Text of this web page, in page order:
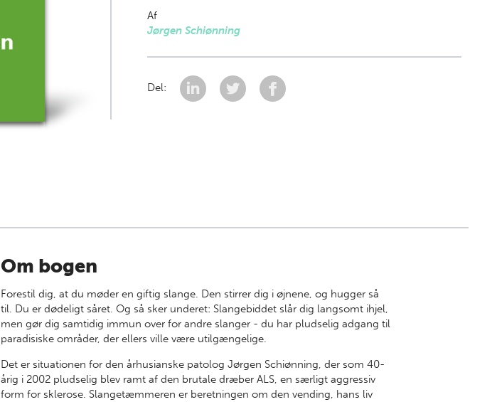
Af
Jørgen Schiønning
Del:
Om bogen
Forestil dig, at du møder en giftig slange. Den stirrer dig i øjnene, og hugger så
til. Du er dødeligt såret. Og så sker underet: Slangebiddet slår dig langsomt ihjel,
men gør dig samtidig immun over for andre slanger - du har pludselig adgang til
paradisiske områder, der ellers ville være utilgængelige.
Det er situationen for den århusianske patolog Jørgen Schiønning, der som 40-
årig i 2002 pludselig blev ramt af den brutale dræber ALS, en særligt aggressiv
form for sklerose. Slangetæmmeren er beretningen om den vending, hans liv